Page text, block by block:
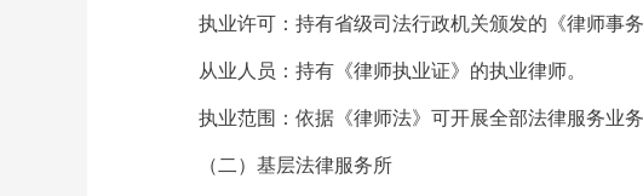
执业许可：持有省级司法行政机关颁发的《律师事
从业人员：持有《律师执业证》的执业律师。
执业范围：依据《律师法》可开展全部法律服务业务
（二）基层法律服务所